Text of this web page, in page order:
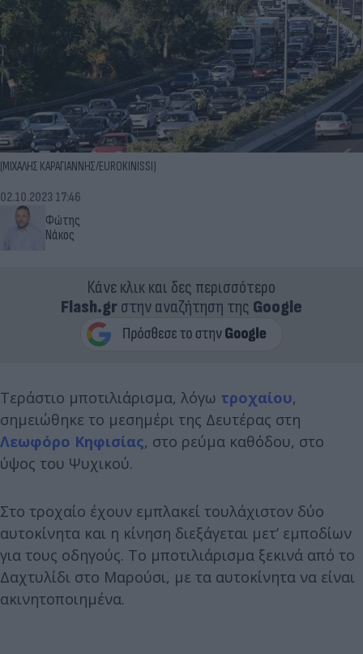
(ΜΙΧΑΛΗΣ ΚΑΡΑΓΙΑΝΝΗΣ/EUROKINISSI)
Φώτης
Νάκος
02.10.2023 17:46
Κάνε κλικ και δες περισσότερο
Flash.grστην αναζήτηση της Google
Τεράστιο μποτιλιάρισμα, λόγω τροχαίου,
σημειώθηκε το μεσημέρι της Δευτέρας στη
Λεωφόρο Κηφισίας, στο ρεύμα καθόδου, στο
ύψος του Ψυχικού.
Στο τροχαίο έχουν εμπλακεί τουλάχιστον δύο
αυτοκίνητα και η κίνηση διεξάγεται μετ’ εμποδίων
για τους οδηγούς. Το μποτιλιάρισμα ξεκινά από το
Δαχτυλίδι στο Μαρούσι, με τα αυτοκίνητα να είναι
ακινητοποιημένα.